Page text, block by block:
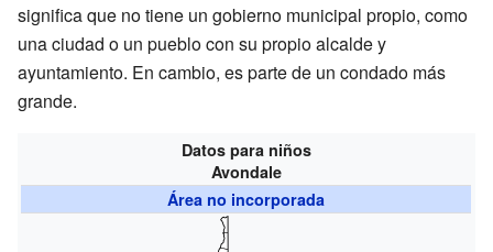
significa que no tiene un gobierno municipal propio, como
una ciudad o un pueblo con su propio alcalde y
ayuntamiento. En cambio, es parte de un condado más
grande.
Datos para niños
Avondale
Área no incorporada